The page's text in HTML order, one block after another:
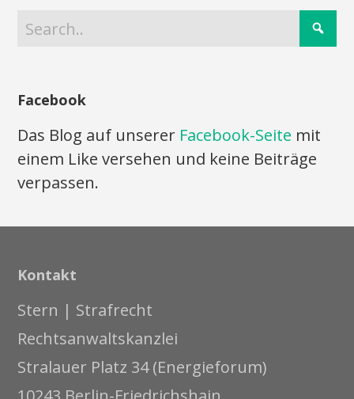
Facebook
Das Blog auf unserer Facebook-Seite mit
einem Like versehen und keine Beiträge
verpassen.
Kontakt
Stern | Strafrecht
Rechtsanwaltskanzlei
Stralauer Platz 34 (Energieforum)